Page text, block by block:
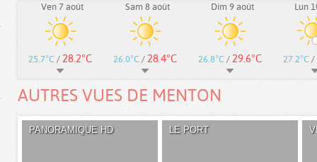
Ven 7 août
25.7°C / 28.2°C
Sam 8 août
26.0°C / 28.4°C
Dim 9 août
26.8°C / 29.6°C
Lun
27.2°C /
AUTRES VUES DE MENTON
PANORAMIQUE HD LE PORT